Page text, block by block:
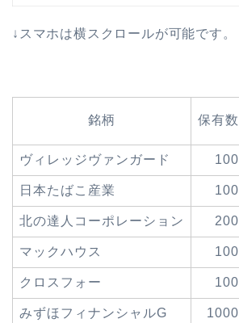
↓スマホは横スクロールが可能です。
銘柄 保有数
ヴィレッジヴァンガード 100
日本たばこ産業 100
北の達人コーポレーション 200
マックハウス 100
クロスフォー 100
みずほフィナンシャルG 1000